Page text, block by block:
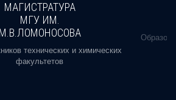
МАГИСТРАТУРА
МГУ ИМ.
М.В.ЛОМОНОСОВА
технических и химических
факультетов